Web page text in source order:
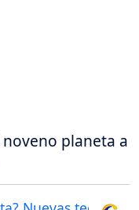
planeta a